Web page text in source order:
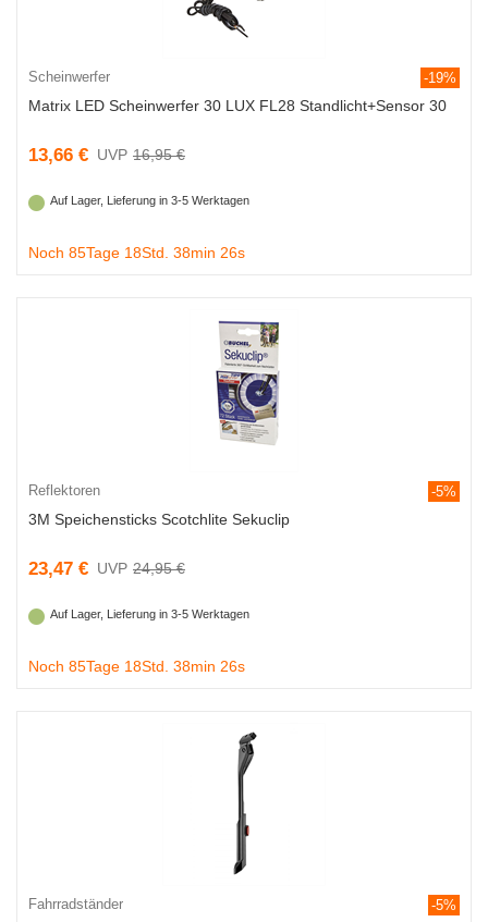
Scheinwerfer -19%
Matrix LED Scheinwerfer 30 LUX FL28 Standlicht+Sensor 30
13,66 € 16,95 €
Auf Lager, Lieferung in 3-5 Werktagen
Noch 85Tage 18Std. 38min 25s
Reflektoren -5%
3M Speichensticks Scotchlite Sekuclip
23,47 € 24,95 €
Auf Lager, Lieferung in 3-5 Werktagen
Noch 85Tage 18Std. 38min 25s
Fahrradständer -5%